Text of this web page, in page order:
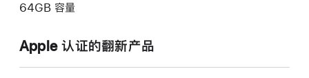
64GB 容量
Apple 认证的翻新产品